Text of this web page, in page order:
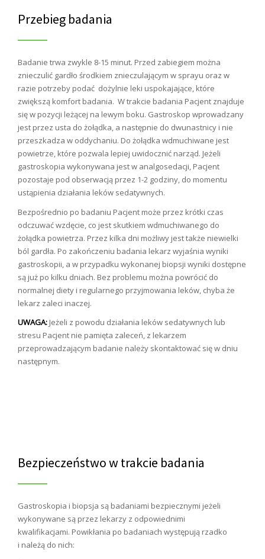
Przebieg badania
Badanie trwa zwykle 8-15 minut. Przed zabiegiem można
znieczulić gardło środkiem znieczulającym w sprayu oraz w
razie potrzeby podać dożylnie leki uspokajające, które
zwiększą komfort badania. W trakcie badania Pacjent znajduje
się w pozycji leżącej na lewym boku. Gastroskop wprowadzany
jest przez usta do żołądka, a następnie do dwunastnicy i nie
przeszkadza w oddychaniu. Do żołądka wdmuchiwane jest
powietrze, które pozwala lepiej uwidocznić narząd. Jeżeli
gastroskopia wykonywana jest w analgosedacji, Pacjent
pozostaje pod obserwacją przez 1-2 godziny, do momentu
ustąpienia działania leków sedatywnych.
Bezpośrednio po badaniu Pacjent może przez krótki czas
odczuwać wzdęcie, co jest skutkiem wdmuchiwanego do
żołądka powietrza. Przez kilka dni możliwy jest także niewielki
ból gardła. Po zakończeniu badania lekarz wyjaśnia wyniki
gastroskopii, a w przypadku wykonanej biopsji wyniki dostępne
są już po kilku dniach. Bez problemu można powrócić do
normalnej diety i regularnego przyjmowania leków, chyba że
lekarz zaleci inaczej.
UWAGA: Jeżeli z powodu działania leków sedatywnych lub
stresu Pacjent nie pamięta zaleceń, z lekarzem
przeprowadzającym badanie należy skontaktować się w dniu
następnym.
Bezpieczeństwo w trakcie badania
Gastroskopia i biopsja są badaniami bezpiecznymi jeżeli
wykonywane są przez lekarzy z odpowiednimi
kwalifikacjami. Powikłania po badaniach występują rzadko
i należą do nich: